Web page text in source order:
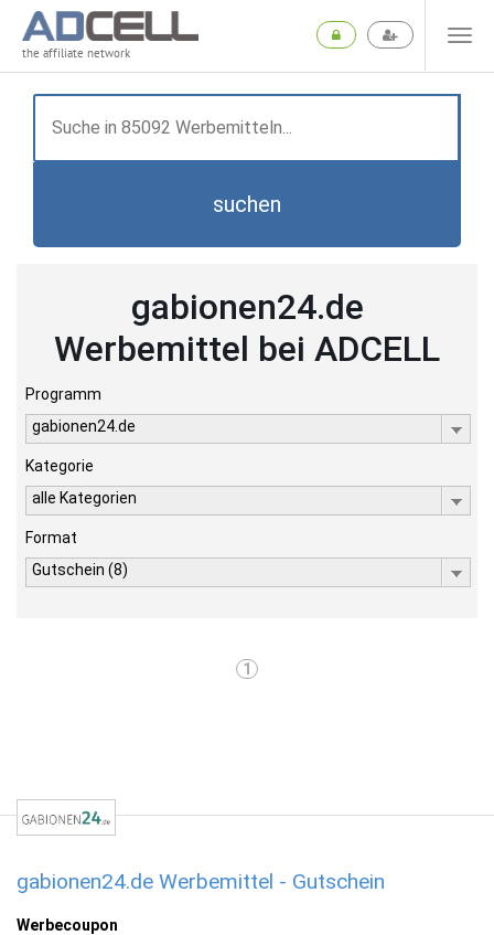
the affiliate network
suchen
gabionen24.de
Werbemittel bei ADCELL
Programm
gabionen24.de
Kategorie
alle Kategorien
Format
Gutschein (8)
1
gabionen24.de Werbemittel - Gutschein
Werbecoupon